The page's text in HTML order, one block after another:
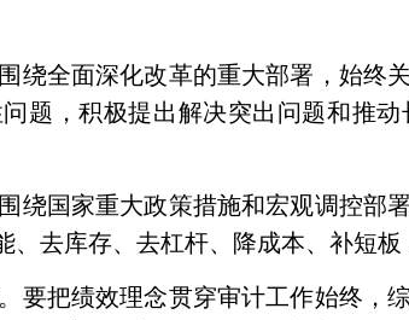
全面深化改革的重大部署，始终
题，积极提出解决突出问题和推
国家重大政策措施和宏观调控部
去库存、去杠杆、降成本、补短板
把绩效理念贯穿审计工作始终，